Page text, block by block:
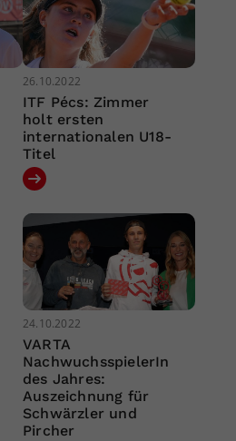
26.10.2022
ITF Pécs: Zimmer
holt ersten
internationalen U18-
Titel
24.10.2022
VARTA
NachwuchsspielerIn
des Jahres:
Auszeichnung für
Schwärzler und
Pircher